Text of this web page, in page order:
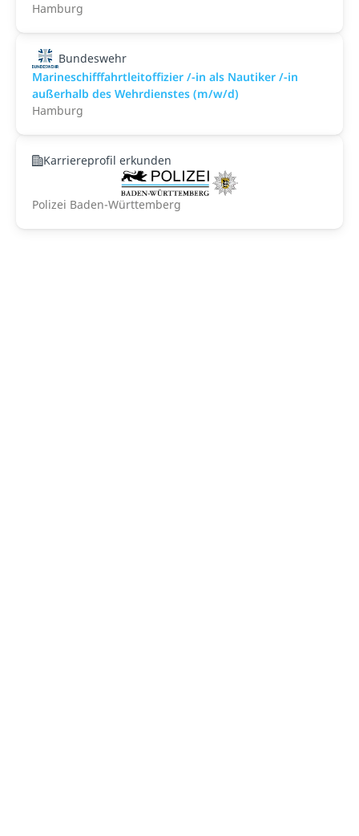
Hamburg
Bundeswehr
Marineschifffahrtleitoffizier /-in als Nautiker /-in
außerhalb des Wehrdienstes (m/w/d)
Hamburg
Karriereprofil erkunden
Polizei Baden-Württemberg